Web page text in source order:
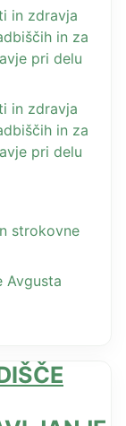
in zdravja
in za
pri delu
in zdravja
in za
pri delu
strokovne
Avgusta